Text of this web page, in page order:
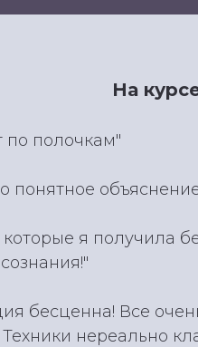
На
по полочкам"
понятное
которые я получила
бесценна! Все
Техники нереально